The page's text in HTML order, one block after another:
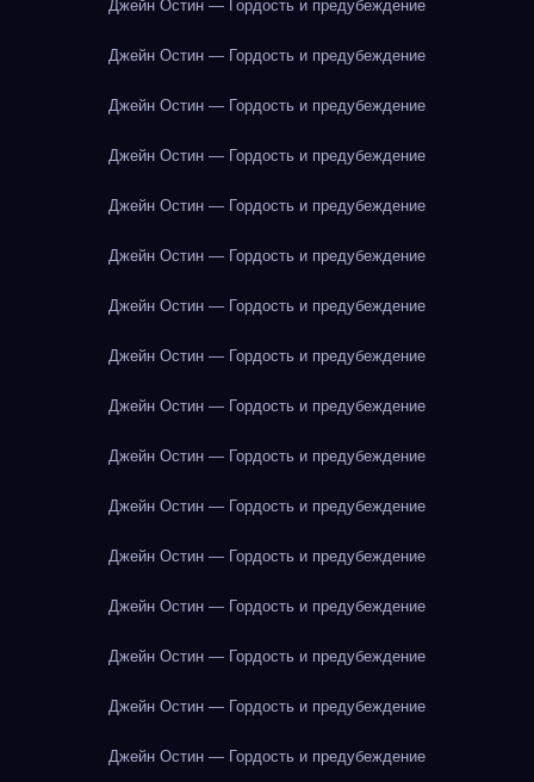
Джейн Остин — Гордость и предубеждение
Джейн Остин — Гордость и предубеждение
Джейн Остин — Гордость и предубеждение
Джейн Остин — Гордость и предубеждение
Джейн Остин — Гордость и предубеждение
Джейн Остин — Гордость и предубеждение
Джейн Остин — Гордость и предубеждение
Джейн Остин — Гордость и предубеждение
Джейн Остин — Гордость и предубеждение
Джейн Остин — Гордость и предубеждение
Джейн Остин — Гордость и предубеждение
Джейн Остин — Гордость и предубеждение
Джейн Остин — Гордость и предубеждение
Джейн Остин — Гордость и предубеждение
Джейн Остин — Гордость и предубеждение
Джейн Остин — Гордость и предубеждение